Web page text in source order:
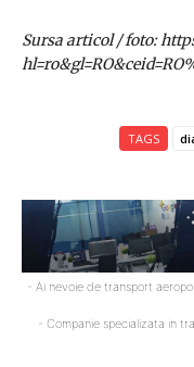
Sursa articol / foto:
TAGS
- Ai nevoie de transport
- Companie specializata in